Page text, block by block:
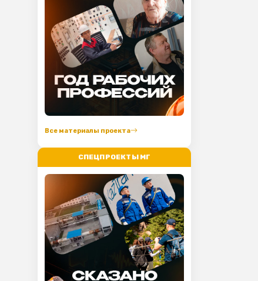
Все материалы проекта
СПЕЦПРОЕКТЫ МГ